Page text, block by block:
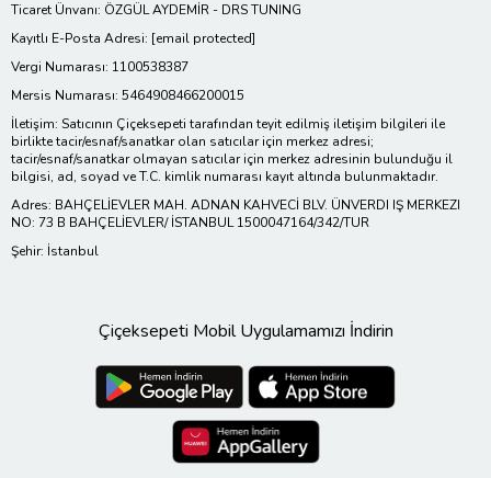
Ticaret Ünvanı: ÖZGÜL AYDEMİR - DRS TUNING
Kayıtlı E-Posta Adresi: [email protected]
Vergi Numarası: 1100538387
Mersis Numarası: 5464908466200015
İletişim: Satıcının Çiçeksepeti tarafından teyit edilmiş iletişim bilgileri ile
birlikte tacir/esnaf/sanatkar olan satıcılar için merkez adresi;
tacir/esnaf/sanatkar olmayan satıcılar için merkez adresinin bulunduğu il
bilgisi, ad, soyad ve T.C. kimlik numarası kayıt altında bulunmaktadır.
Adres: BAHÇELİEVLER MAH. ADNAN KAHVECİ BLV. ÜNVERDI IŞ MERKEZI
NO: 73 B BAHÇELİEVLER/ İSTANBUL 1500047164/342/TUR
Şehir: İstanbul
Çiçeksepeti Mobil Uygulamamızı İndirin